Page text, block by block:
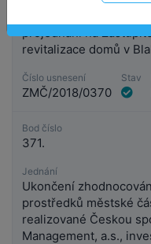
projednání na
revitalizace domů v
Číslo usnesení
ZMČ/2018/0370
Stav
Bod číslo
371.
Jednání
Ukončení
prostředků městské
realizované Českou
Management, a.s.,